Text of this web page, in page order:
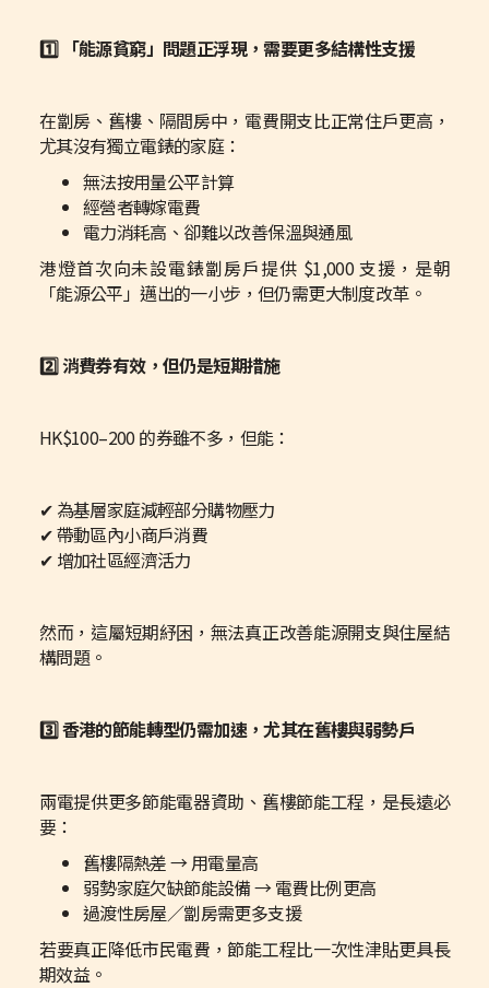
1️⃣ 「能源貧窮」問題正浮現，需要更多結構性支援
在劏房、舊樓、隔間房中，電費開支比正常住戶更高，
尤其沒有獨立電錶的家庭：
無法按用量公平計算
經營者轉嫁電費
電力消耗高、卻難以改善保溫與通風
港燈首次向未設電錶劏房戶提供 $1,000 支援，是朝
「能源公平」邁出的一小步，但仍需更大制度改革。
2️⃣ 消費券有效，但仍是短期措施
HK$100–200 的券雖不多，但能：
✔ 為基層家庭減輕部分購物壓力
✔ 帶動區內小商戶消費
✔ 增加社區經濟活力
然而，這屬短期紓困，無法真正改善能源開支與住屋結
構問題。
3️⃣ 香港的節能轉型仍需加速，尤其在舊樓與弱勢戶
兩電提供更多節能電器資助、舊樓節能工程，是長遠必
要：
舊樓隔熱差 → 用電量高
弱勢家庭欠缺節能設備 → 電費比例更高
過渡性房屋／劏房需更多支援
若要真正降低市民電費，節能工程比一次性津貼更具長
期效益。